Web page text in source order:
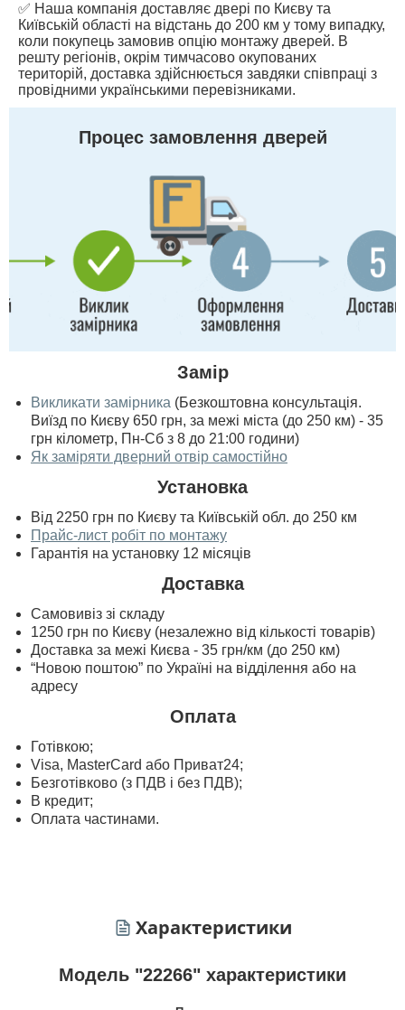
✅ Наша компанія доставляє двері по Києву та
Київській області на відстань до 200 км у тому випадку,
коли покупець замовив опцію монтажу дверей. В
решту регіонів, окрім тимчасово окупованих
територій, доставка здійснюється завдяки співпраці з
провідними українськими перевізниками.
Процес замовлення дверей
Замір
Викликати замірника (Безкоштовна консультація.
Виїзд по Києву 650 грн, за межі міста (до 250 км) - 35
грн кілометр, Пн-Сб з 8 до 21:00 години)
Як заміряти дверний отвір самостійно
Установка
Від 2250 грн по Києву та Київській обл. до 250 км
Прайс-лист робіт по монтажу
Гарантія на установку 12 місяців
Доставка
Самовивіз зі складу
1250 грн по Києву (незалежно від кількості товарів)
Доставка за межі Києва - 35 грн/км (до 250 км)
“Новою поштою” по Україні на відділення або на
адресу
Оплата
Готівкою;
Visa, MasterСard або Приват24;
Безготівково (з ПДВ і без ПДВ);
В кредит;
Оплата частинами.
Характеристики
Модель "22266" характеристики